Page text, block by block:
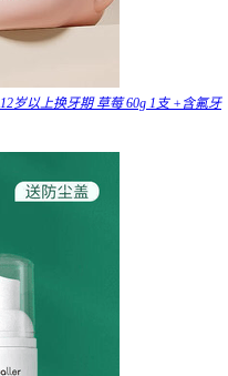
岁以上换牙期 草莓 60g 1支 +含氟牙